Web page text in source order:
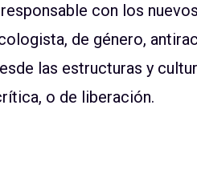
con los
de género,
las estructuras y
o de liberación.